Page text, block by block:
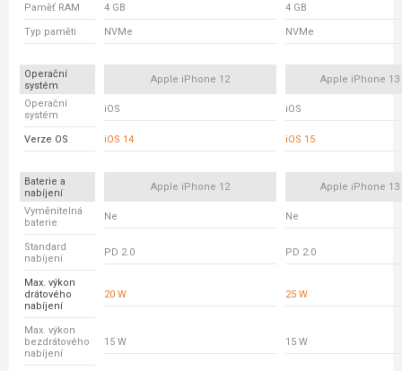
Paměť RAM 4 GB 4 GB
Typ paměti NVMe NVMe
Operační
systém
Apple iPhone 12 Apple iPhone
Operační
systém
iOS iOS
Verze OS iOS 14 iOS 15
Baterie a
nabíjení
Apple iPhone 12 Apple iPhone
Vyměnitelná
baterie
Ne Ne
Standard
nabíjení
PD 2.0 PD 2.0
Max. výkon
drátového
nabíjení
20 W 25 W
Max. výkon
bezdrátového
nabíjení
15 W 15 W